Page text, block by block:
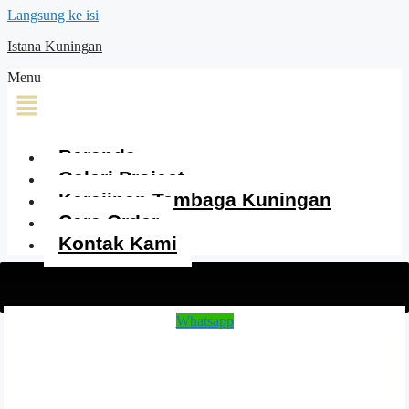
Langsung ke isi
Istana Kuningan
Menu
Beranda
Galeri Project
Kerajinan Tembaga Kuningan
Cara Order
Kontak Kami
Whatsapp